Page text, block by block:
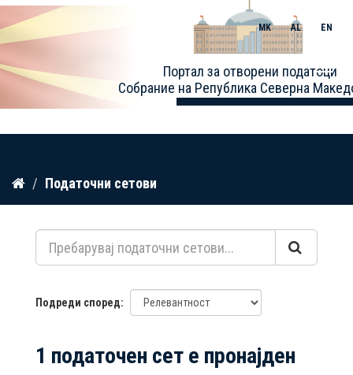
Прескокнете
содржина
Портал за отворени податоци
Собрание на Република Северна
MK AL EN
Toggle
Податочни сетови
Подреди според
1 податочен сет е пронајден